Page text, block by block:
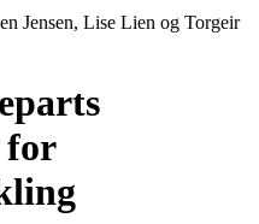
Jensen, Lise Lien og Torgeir
for